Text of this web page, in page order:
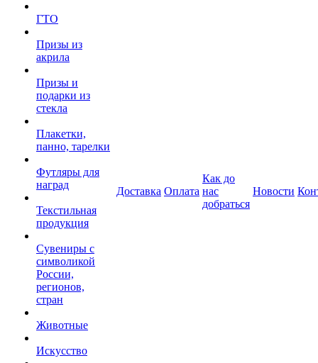
ГТО
Призы из
акрила
Призы и
подарки из
стекла
Плакетки,
панно, тарелки
Футляры для
наград
Текстильная
продукция
Сувениры с
символикой
России,
регионов,
стран
Животные
Искусство
Доставка Оплата
Как до
нас
добраться
Новости